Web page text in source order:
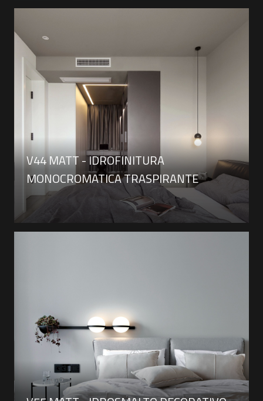
V44 MATT - IDROFINITURA
MONOCROMATICA TRASPIRANTE